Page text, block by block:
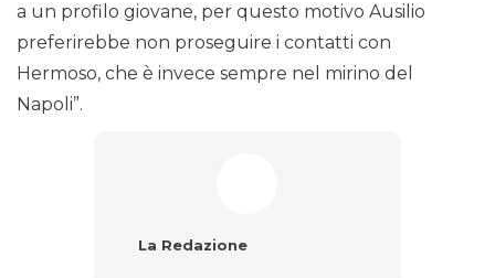
a un profilo giovane, per questo motivo Ausilio
preferirebbe non proseguire i contatti con
Hermoso, che è invece sempre nel mirino del
Napoli”.
La Redazione